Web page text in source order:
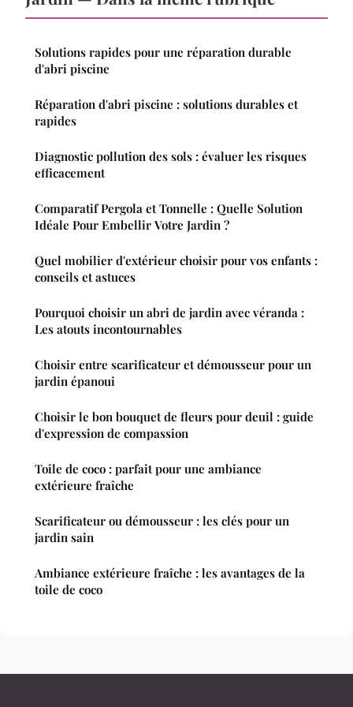
Solutions rapides pour une réparation durable
d'abri piscine
Réparation d'abri piscine : solutions durables et
rapides
Diagnostic pollution des sols : évaluer les risques
efficacement
Comparatif Pergola et Tonnelle : Quelle Solution
Idéale Pour Embellir Votre Jardin ?
Quel mobilier d'extérieur choisir pour vos enfants :
conseils et astuces
Pourquoi choisir un abri de jardin avec véranda :
Les atouts incontournables
Choisir entre scarificateur et démousseur pour un
jardin épanoui
Choisir le bon bouquet de fleurs pour deuil : guide
d'expression de compassion
Toile de coco : parfait pour une ambiance
extérieure fraîche
Scarificateur ou démousseur : les clés pour un
jardin sain
Ambiance extérieure fraîche : les avantages de la
toile de coco